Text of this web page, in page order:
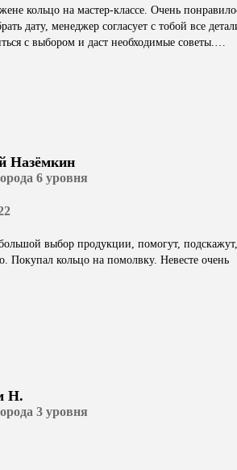
кольцо на мастер-классе. Очень
дату, менеджер согласует с тобой все
с выбором и даст необходимые советы.…
Назёмкин
6 уровня
выбор продукции, помогут, подскажут,
Покупал кольцо на помолвку. Невесте очень
Н.
3 уровня